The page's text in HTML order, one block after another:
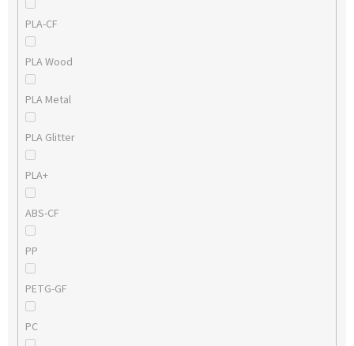
PLA-CF
PLA Wood
PLA Metal
PLA Glitter
PLA+
ABS-CF
PP
PETG-GF
PC